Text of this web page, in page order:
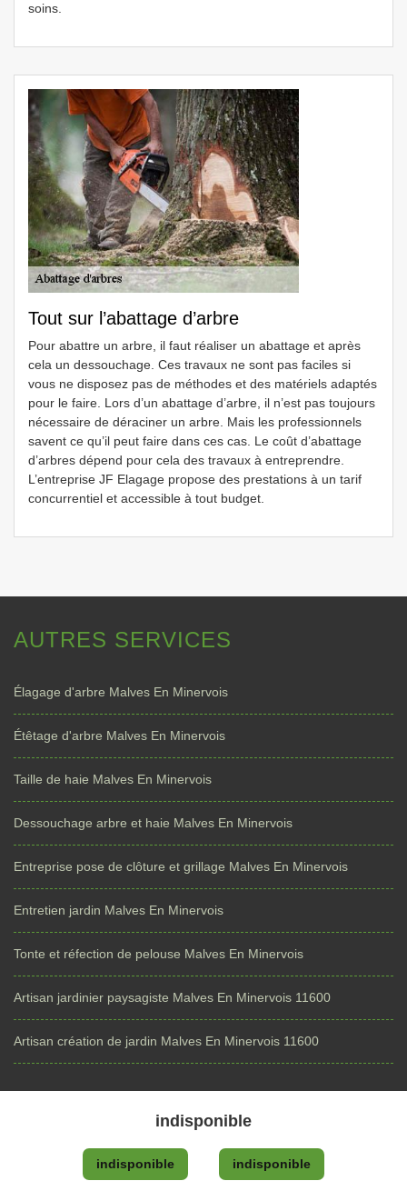
soins.
Tout sur l’abattage d’arbre
Pour abattre un arbre, il faut réaliser un abattage et après
cela un dessouchage. Ces travaux ne sont pas faciles si
vous ne disposez pas de méthodes et des matériels adaptés
pour le faire. Lors d’un abattage d’arbre, il n’est pas toujours
nécessaire de déraciner un arbre. Mais les professionnels
savent ce qu’il peut faire dans ces cas. Le coût d’abattage
d’arbres dépend pour cela des travaux à entreprendre.
L’entreprise JF Elagage propose des prestations à un tarif
concurrentiel et accessible à tout budget.
AUTRES SERVICES
Élagage d'arbre Malves En Minervois
Étêtage d'arbre Malves En Minervois
Taille de haie Malves En Minervois
Dessouchage arbre et haie Malves En Minervois
Entreprise pose de clôture et grillage Malves En Minervois
Entretien jardin Malves En Minervois
Tonte et réfection de pelouse Malves En Minervois
Artisan jardinier paysagiste Malves En Minervois 11600
Artisan création de jardin Malves En Minervois 11600
indisponible
indisponible indisponible